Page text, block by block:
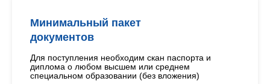
Минимальный пакет
документов
Для поступления необходим скан паспорта и
диплома о любом высшем или среднем
специальном образовании (без вложения)